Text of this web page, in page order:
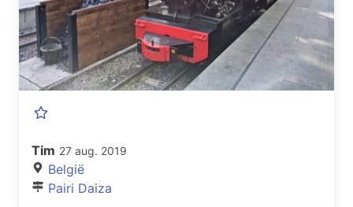
Tim 27 aug. 2019
België
Pairi Daiza